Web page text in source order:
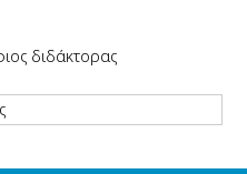
διδάκτορας